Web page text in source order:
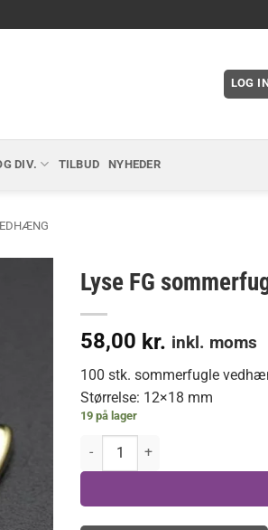
LOG
DIV. TILBUD NYHEDER
Lyse FG
58,00 kr. inkl. moms
100 stk. sommerfugle
Størrelse: 12×18 mm
19 på lager
Lyse FG sommerfugle 100 stk.